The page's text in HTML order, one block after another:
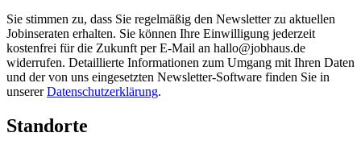
Sie stimmen zu, dass Sie regelmäßig den Newsletter zu aktuellen
Jobinseraten erhalten. Sie können Ihre Einwilligung jederzeit
kostenfrei für die Zukunft per E-Mail an hallo@jobhaus.de
widerrufen. Detaillierte Informationen zum Umgang mit Ihren Daten
und der von uns eingesetzten Newsletter-Software finden Sie in
unsererDatenschutzerklärung.
Standorte